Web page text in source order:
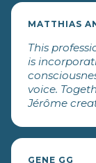
MATTHIAS
This
is
voice.
Jérôme
skills
GENE GG